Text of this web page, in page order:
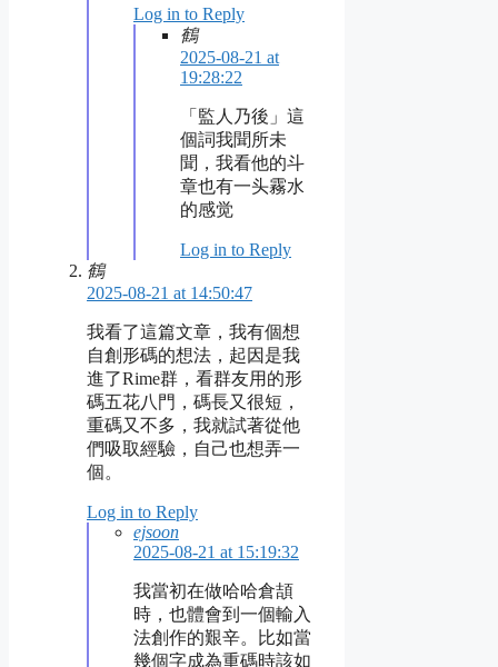
Log in to Reply
鶴
2025-08-21 at
19:28:22
「監人乃後」這
個詞我聞所未
聞，我看他的斗
章也有一头霧水
的感觉
Log in to Reply
鶴
2025-08-21 at 14:50:47
我看了這篇文章，我有個想
自創形碼的想法，起因是我
進了Rime群，看群友用的形
碼五花八門，碼長又很短，
重碼又不多，我就試著從他
們吸取經驗，自己也想弄一
個。
Log in to Reply
ejsoon
2025-08-21 at 15:19:32
我當初在做哈哈倉頡
時，也體會到一個輸入
法創作的艱辛。比如當
幾個字成為重碼時該如